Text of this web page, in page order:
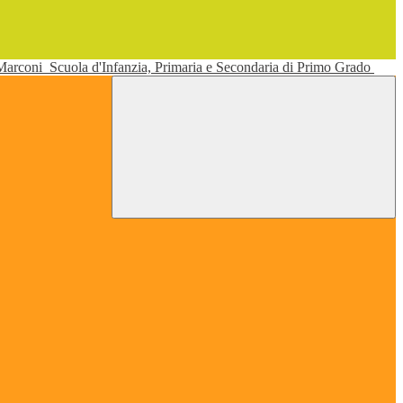
Scuola d'Infanzia, Primaria e Secondaria di Primo Grado